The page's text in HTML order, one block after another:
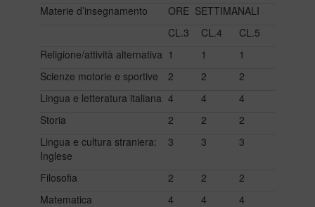
Materie d’insegnamento
ORE SETTIMANALI
CL.3
CL.4
CL.5
Religione/attività alternativa 1 1
1
Scienze motorie e sportive
2 2
2
Lingua e letteratura italiana 4 4
4
Storia
2 2
2
Lingua e cultura straniera:
Inglese
3 3 3
Filosofia 2 2
2
Matematica
4 4
4